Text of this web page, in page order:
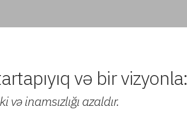
və bir vizyonla:
inamsızlığı azaldır.